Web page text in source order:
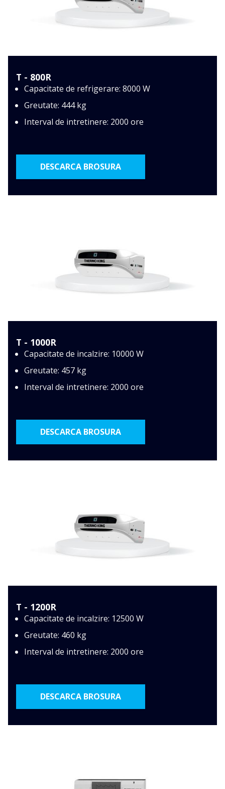
T - 800R
Capacitate de refrigerare: 8000 W
Greutate: 444 kg
Interval de intretinere: 2000 ore
DESCARCA BROSURA
T - 1000R
Capacitate de incalzire: 10000 W
Greutate: 457 kg
Interval de intretinere: 2000 ore
DESCARCA BROSURA
T - 1200R
Capacitate de incalzire: 12500 W
Greutate: 460 kg
Interval de intretinere: 2000 ore
DESCARCA BROSURA